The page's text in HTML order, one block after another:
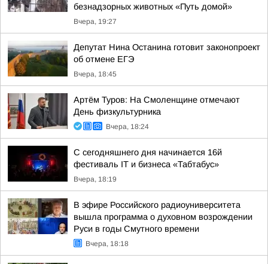
безнадзорных животных «Путь домой»
Вчера, 19:27
Депутат Нина Останина готовит законопроект
об отмене ЕГЭ
Вчера, 18:45
Артём Туров: На Смоленщине отмечают
День физкультурника
Вчера, 18:24
С сегодняшнего дня начинается 16й
фестиваль IT и бизнеса «Табтабус»
Вчера, 18:19
В эфире Российского радиоуниверситета
вышла программа о духовном возрождении
Руси в годы Смутного времени
Вчера, 18:18